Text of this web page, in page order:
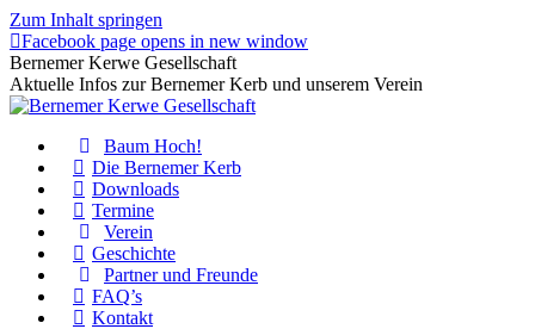
Zum Inhalt springen
Facebook page opens in new window
Bernemer Kerwe Gesellschaft
Aktuelle Infos zur Bernemer Kerb und unserem Verein
Baum Hoch!
Die Bernemer Kerb
Downloads
Termine
Verein
Geschichte
Partner und Freunde
FAQ’s
Kontakt